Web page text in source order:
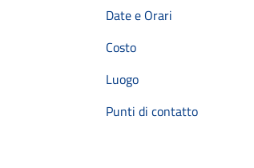
Date e Orari
Costo
Luogo
Punti di contatto